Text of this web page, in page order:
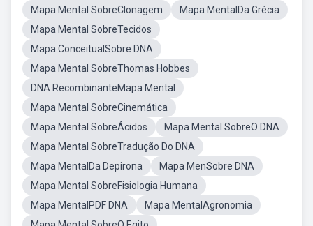
Mapa Mental SobreClonagem
Mapa MentalDa Grécia
Mapa Mental SobreTecidos
Mapa ConceitualSobre DNA
Mapa Mental SobreThomas Hobbes
DNA RecombinanteMapa Mental
Mapa Mental SobreCinemática
Mapa Mental SobreÁcidos
Mapa Mental SobreO DNA
Mapa Mental SobreTradução Do DNA
Mapa MentalDa Depirona
Mapa MenSobre DNA
Mapa Mental SobreFisiologia Humana
Mapa MentalPDF DNA
Mapa MentalAgronomia